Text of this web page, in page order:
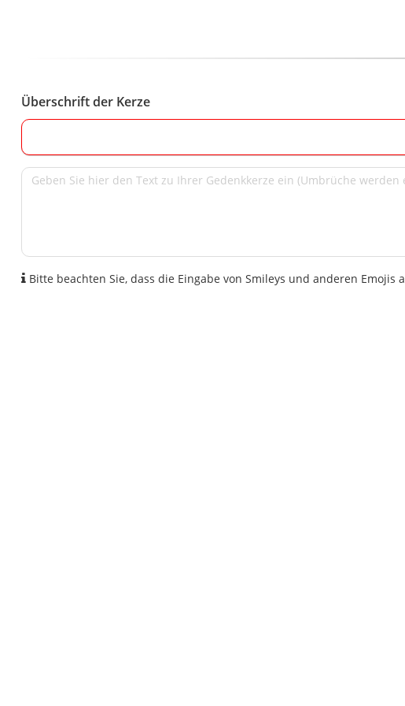
Überschrift der Kerze
Bitte beachten Sie, dass die Eingabe von Smileys und anderen